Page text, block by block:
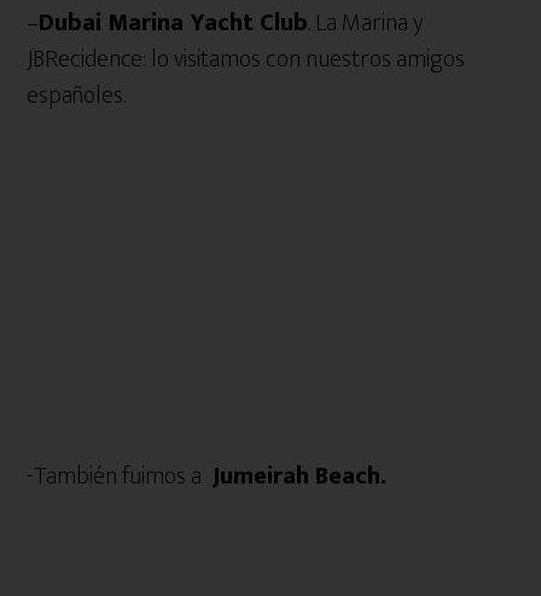
–Dubai Marina Yacht Club. La Marina y
JBRecidence: lo visitamos con nuestros amigos
españoles.
-También fuimos a Jumeirah Beach.